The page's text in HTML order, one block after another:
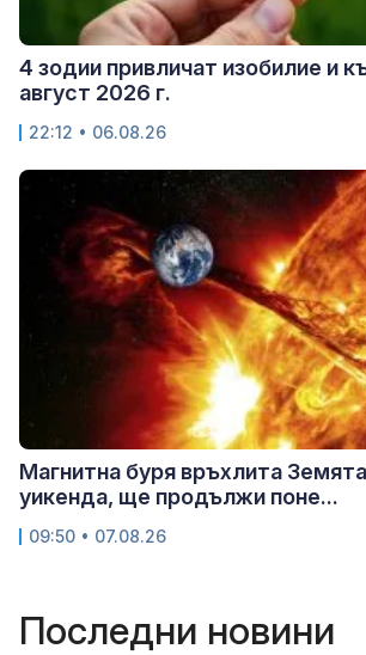
4 зодии привличат изобилие и
август 2026 г.
22:12 • 06.08.26
Магнитна буря връхлита
уикенда, ще продължи поне...
09:50 • 07.08.26
Последни новини